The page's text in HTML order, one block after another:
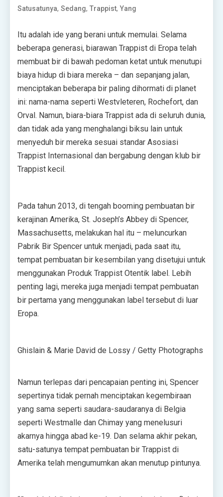
Satusatunya, Sedang, Trappist, Yang
Itu adalah ide yang berani untuk memulai. Selama
beberapa generasi, biarawan Trappist di Eropa telah
membuat bir di bawah pedoman ketat untuk menutupi
biaya hidup di biara mereka – dan sepanjang jalan,
menciptakan beberapa bir paling dihormati di planet
ini: nama-nama seperti Westvleteren, Rochefort, dan
Orval. Namun, biara-biara Trappist ada di seluruh dunia,
dan tidak ada yang menghalangi biksu lain untuk
menyeduh bir mereka sesuai standar Asosiasi
Trappist Internasional dan bergabung dengan klub bir
Trappist kecil.
Pada tahun 2013, di tengah booming pembuatan bir
kerajinan Amerika, St. Joseph’s Abbey di Spencer,
Massachusetts, melakukan hal itu – meluncurkan
Pabrik Bir Spencer untuk menjadi, pada saat itu,
tempat pembuatan bir kesembilan yang disetujui untuk
menggunakan Produk Trappist Otentik label. Lebih
penting lagi, mereka juga menjadi tempat pembuatan
bir pertama yang menggunakan label tersebut di luar
Eropa.
Ghislain & Marie David de Lossy / Getty Photographs
Namun terlepas dari pencapaian penting ini, Spencer
sepertinya tidak pernah menciptakan kegembiraan
yang sama seperti saudara-saudaranya di Belgia
seperti Westmalle dan Chimay yang menelusuri
akarnya hingga abad ke-19. Dan selama akhir pekan,
satu-satunya tempat pembuatan bir Trappist di
Amerika telah mengumumkan akan menutup pintunya.